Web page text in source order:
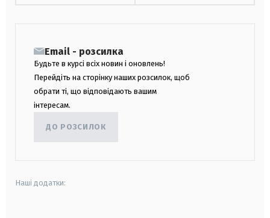
Email - розсилка
Будьте в курсі всіх новин і оновлень!
Перейдіть на сторінку наших розсилок, щоб
обрати ті, що відповідають вашим
інтересам.
ДО РОЗСИЛОК
Наші додатки: